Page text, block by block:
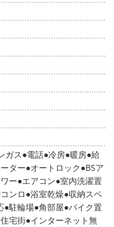
ガス 電話 冷房 暖房 給
ター オートロック BSア
ー エアコン 室内洗濯置
ンロ 浴室乾燥 収納スペ
駐輪場 角部屋 バイク置
宅街 インターネット無